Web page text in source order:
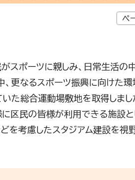
ペ
スポーツに親しみ、日常生活
、更なるスポーツ振興に向け
た総合運動場敷地を取得しまし
区民の皆様が利用できる施設
を考慮したスタジアム建設を